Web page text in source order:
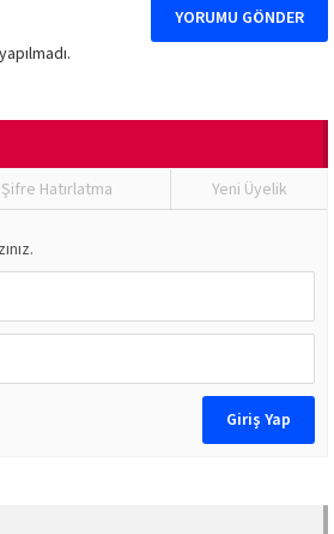
Şifre Hatırlatma Yeni Üyelik